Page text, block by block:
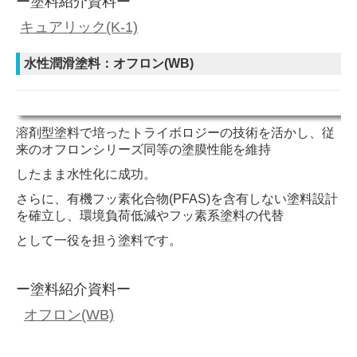
キュアリック(K-1)
水性潤滑塗料：オフロン(WB)
溶剤型塗料で培ったトライボロジーの技術を活かし、従
来のオフロンシリーズ同等の塗膜性能を維持
したまま水性化に成功。
さらに、有機フッ素化合物(PFAS)を含有しない塗料設計
を確立し、環境負荷低減やフッ素系塗料の代替
として一役を担う塗料です。
ー塗料紹介資料ー
オフロン(WB)